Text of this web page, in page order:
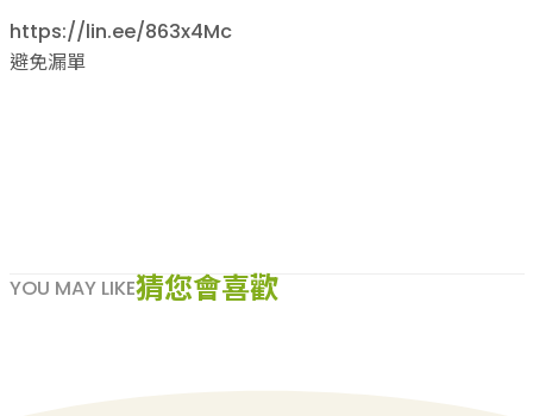
https://lin.ee/863x4Mc
避免漏單
YOU MAY LIKE猜您會喜歡